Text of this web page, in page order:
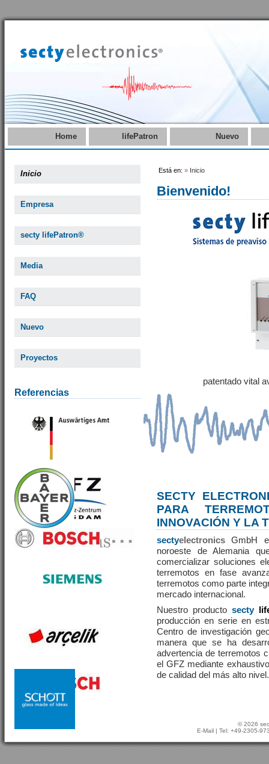
Home lifePatron Nuevo
Inicio
Empresa
secty lifePatron®
Media
FAQ
Nuevo
Proyectos
Referencias
Está en: » Inicio
Bienvenido!
patentado vital
SECTY
PARA
INNOVACIÓN Y LA
sectyelectronics GmbH
noroeste de Alemania
comercializar soluciones
terremotos en fase
terremotos como parte
mercado internacional.
Nuestro productosecty
producción en serie en
Centro de investigación
manera que se ha
advertencia de terremotos
el GFZ mediante
de calidad del más alto nivel.
© 2026
E-Mail | Tel: +49-2305-